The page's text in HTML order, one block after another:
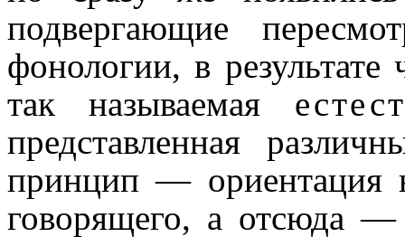
подвер­га­ю­щие
фонологии, в
так называемая
представ­лен­ная
принцип — ориен­та­ция
говоря­ще­го, а отсюда —